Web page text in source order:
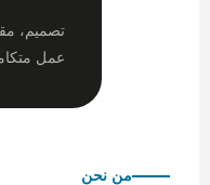
تصميم،
عمل
من نحن